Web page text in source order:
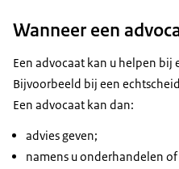
Wanneer een
Een advocaat kan u helpen bij
Bijvoorbeeld bij een
Een advocaat kan dan:
advies geven;
namens u onderhandelen